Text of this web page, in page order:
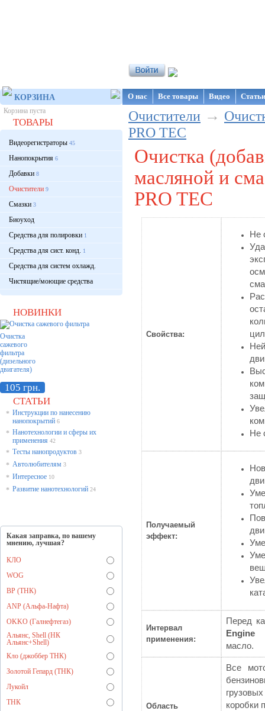
КОРЗИНА
Корзина пуста
ТОВАРЫ
Видеорегистраторы 45
Нанопокрытия 6
Добавки 8
Очистители 9
Смазки 3
Биоуход
Средства для полировки 1
Средства для сист. конд. 1
Средства для систем охлажд.
Чистящие/моющие средства
НОВИНКИ
Очистка
сажевого
фильтра
(дизельного
двигателя)
105 грн.
СТАТЬИ
* Инструкции по нанесению
нанопокрытий 6
* Нанотехнологии и сферы их
применения 42
* Тесты нанопродуктов 3
* Автолюбителям 3
* Интересное 10
* Развитие нанотехнологий 24
Какая заправка, по вашему
мнению, лучшая?
КЛО
WOG
BP (ТНК)
ANP (Альфа-Нафта)
OKKO (Галнефтегаз)
Альянс, Shell (НК
Альянс+Shell)
Кло (джоббер ТНК)
Золотой Гепард (ТНК)
Лукойл
ТНК
О нас Все товары Видео
Очистители →
PRO TEC
Очистка
масляной и
PRO TEC
Свойства:
Не
Не
Получаемый
эффект:
Интервал
применения:
Перед
Engine
масло.
Область
Все
коробки